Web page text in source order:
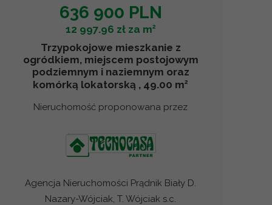
636 900 PLN
12 997.96 zł za m2
Trzypokojowe mieszkanie z
ogródkiem, miejscem postojowym
podziemnym i naziemnym oraz
komórką lokatorską , 49.00 m2
Nieruchomość proponowana przez
Agencja Nieruchomości Prądnik Biały D.
Nazary-Wójciak, T. Wójciak s.c.